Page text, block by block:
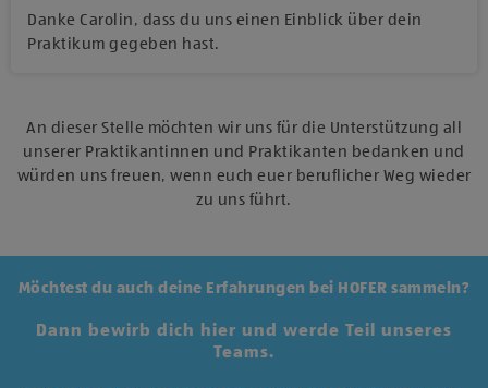
Danke Carolin, dass du uns einen Einblick über dein
Praktikum gegeben hast.
An dieser Stelle möchten wir uns für die Unterstützung all
unserer Praktikantinnen und Praktikanten bedanken und
würden uns freuen, wenn euch euer beruflicher Weg wieder
zu uns führt.
Dann bewirb dich hier und werde Teil unseres
Teams.
Möchtest du auch deine Erfahrungen bei HOFER sammeln?